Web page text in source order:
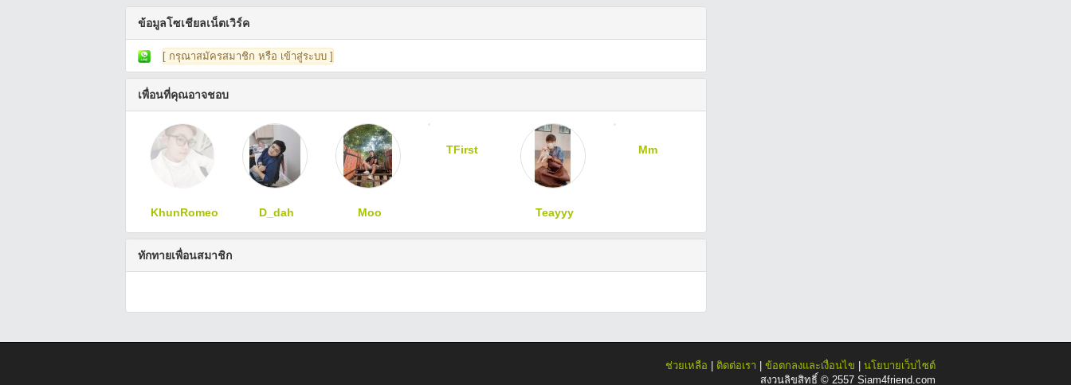
ข้อมูลโซเชียลเน็ตเวิร์ค
[ กรุณาสมัครสมาชิก หรือ เข้าสู่ระบบ ]
เพื่อนที่คุณอาจชอบ
KhunRomeo D_dah Moo
TFirst
Teayyy
Mm
ทักทายเพื่อนสมาชิก
ช่วยเหลือ ติดต่อเรา ข้อตกลงและเงื่อนไข
นโยบายเว็บไซต์
สงวนลิขสิทธิ์ © 2557 Siam4friend.com